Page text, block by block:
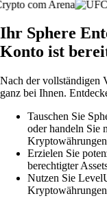
Ihr Sphere
Konto ist
Nach der vollständigen
ganz bei Ihnen.
Tauschen Sie
oder handeln Sie
Erzielen Sie
berechtigter
Nutzen Sie